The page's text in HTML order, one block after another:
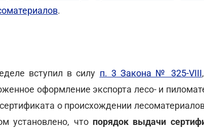
.
вступил в силу п. 3 Закона № 325-VIII
оформление экспорта лесо- и
о происхождении
установлено, что порядок выдачи